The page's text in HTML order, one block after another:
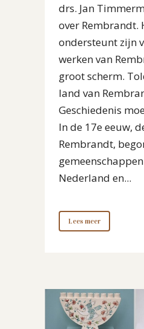
drs. Jan
over Rembrandt.
ondersteunt zijn
werken van
groot scherm.
land van
Geschiedenis
In de 17e eeuw,
Rembrandt,
Nederland en...
Lees meer